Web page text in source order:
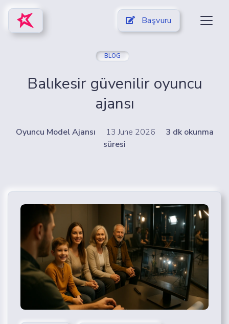
Başvuru
BLOG
Balıkesir güvenilir oyuncu
ajansı
Oyuncu Model Ajansı 13 June 2026
3 dk okunma
süresi